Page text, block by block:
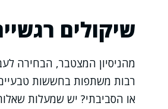
שיקולים
מהניסיון המצטבר, הבחירה
רבות משתפות בחששות
או הסביבתי? יש שמעלות